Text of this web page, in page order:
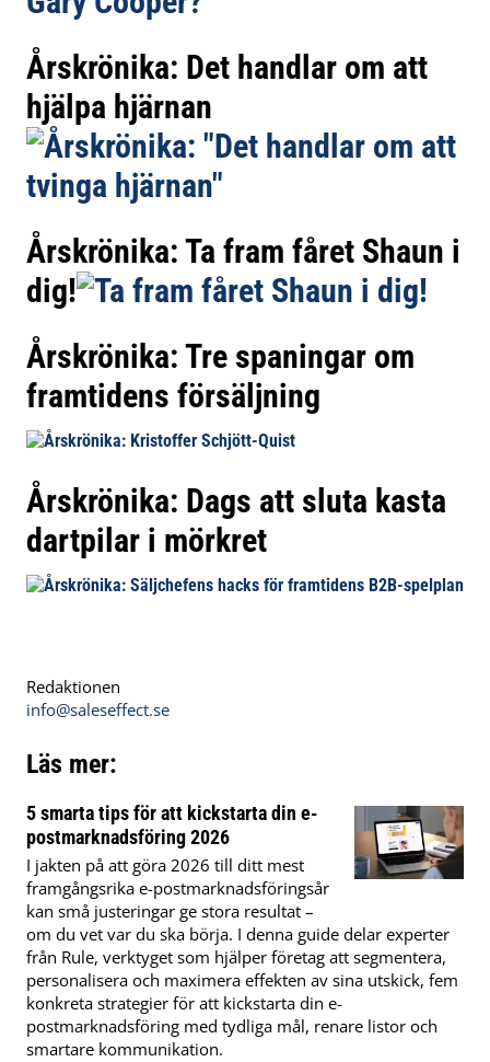
Årskrönika: Det handlar om att
hjälpa hjärnan
Årskrönika: Ta fram fåret Shaun i
dig!
Årskrönika: Tre spaningar om
framtidens försäljning
Årskrönika: Dags att sluta kasta
dartpilar i mörkret
Redaktionen
info@saleseffect.se
Läs mer:
5 smarta tips för att kickstarta din e-
postmarknadsföring 2026
I jakten på att göra 2026 till ditt mest
framgångsrika e-postmarknadsföringsår
kan små justeringar ge stora resultat –
om du vet var du ska börja. I denna guide delar experter
från Rule, verktyget som hjälper företag att segmentera,
personalisera och maximera effekten av sina utskick, fem
konkreta strategier för att kickstarta din e-
postmarknadsföring med tydliga mål, renare listor och
smartare kommunikation.